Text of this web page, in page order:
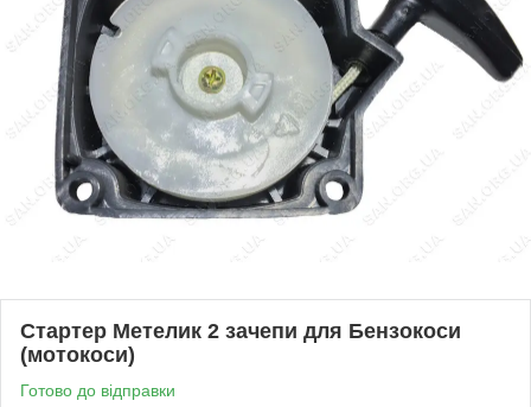
Стартер Метелик 2 зачепи для Бензокоси
(мотокоси)
Готово до відправки